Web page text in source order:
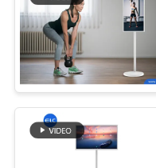
POLITIQUE
EN
MATIÈRE
DE
PROTECTION